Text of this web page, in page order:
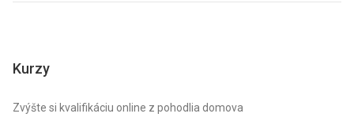
Kurzy
Zvýšte si kvalifikáciu online z pohodlia domova